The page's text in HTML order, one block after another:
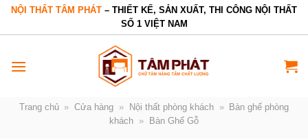
Bỏ
dung
NỘI THẤT TÂM PHÁT – THIẾT KẾ, SẢN XUẤT, THI CÔNG NỘI THẤT
SỐ 1 VIỆT NAM
Trang chủ » Cửa hàng » Nội thất phòng khách »
Bàn ghế phòng
khách » Bàn Ghế Gỗ